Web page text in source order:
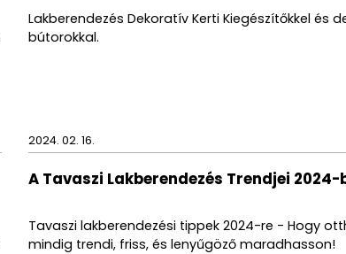
Lakberendezés Dekoratív Kerti Kiegészítőkkel és
bútorokkal.
2024. 02. 16.
A Tavaszi Lakberendezés Trendjei 2024-
Tavaszi lakberendezési tippek 2024-re - Hogy
mindig trendi, friss, és lenyűgöző maradhasson!